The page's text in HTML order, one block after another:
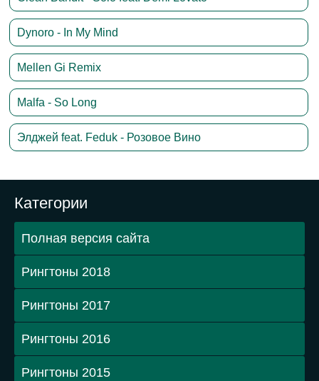
Dynoro - In My Mind
Mellen Gi Remix
Malfa - So Long
Элджей feat. Feduk - Розовое Вино
Категории
Полная версия сайта
Рингтоны 2018
Рингтоны 2017
Рингтоны 2016
Рингтоны 2015